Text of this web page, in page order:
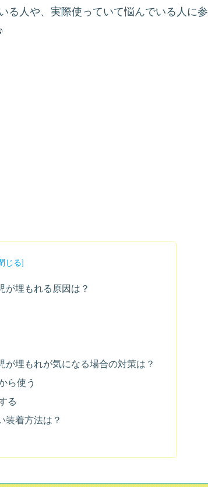
る人や、実際使っていて悩んでいる人に参
が埋もれる原因は？
埋もれが気になる場合の対策は？
ら使う
る
装着方法は？